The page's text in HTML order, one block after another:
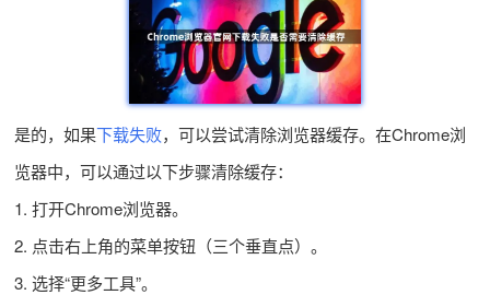
是的，如果下载失败，可以尝试清除浏览器缓存。在Chrome浏
览器中，可以通过以下步骤清除缓存：
1. 打开Chrome浏览器。
2. 点击右上角的菜单按钮（三个垂直点）。
3. 选择“更多工具”。